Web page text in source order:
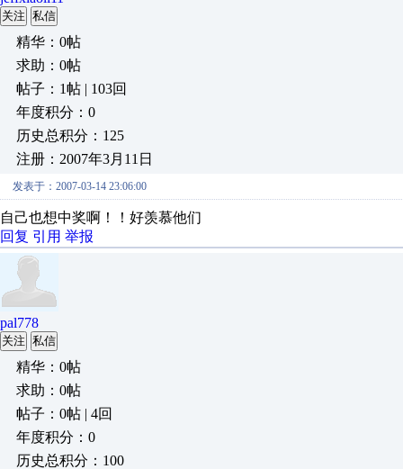
关注 私信
精华：0帖
求助：0帖
帖子：1帖 | 103回
年度积分：0
历史总积分：125
注册：2007年3月11日
发表于：2007-03-14 23:06:00
自己也想中奖啊！！好羡慕他们
回复 引用 举报
pal778
关注 私信
精华：0帖
求助：0帖
帖子：0帖 | 4回
年度积分：0
历史总积分：100